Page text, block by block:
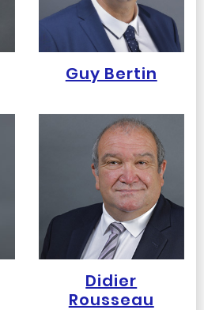
Guy Bertin
Didier
Rousseau